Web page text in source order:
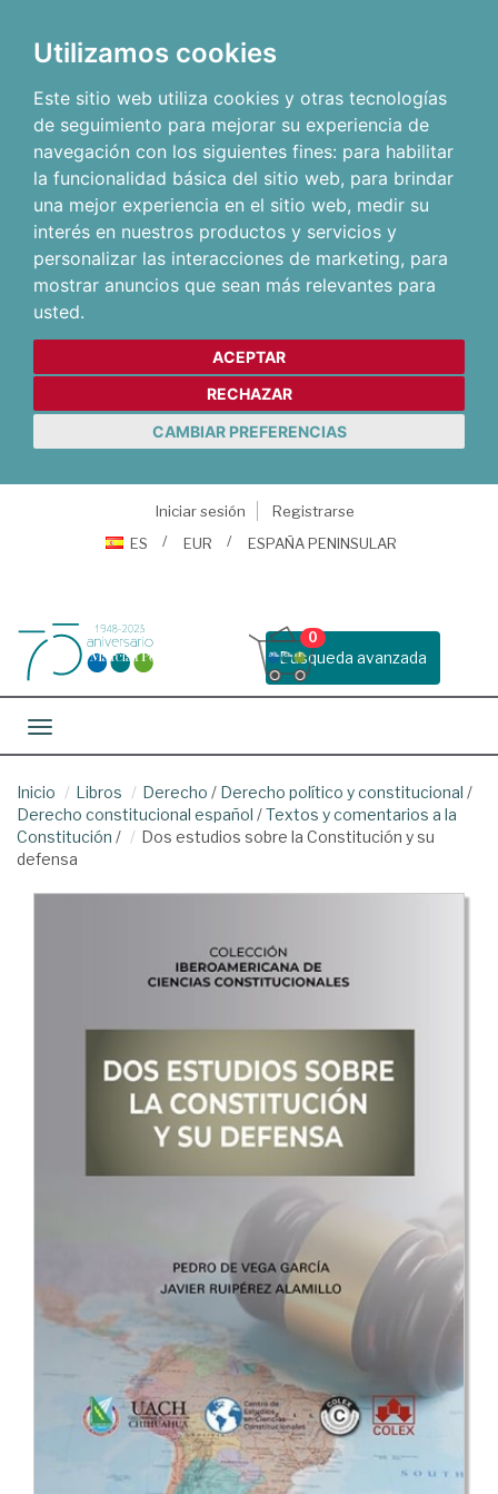
Utilizamos cookies
Este sitio web utiliza cookies y otras tecnologías
de seguimiento para mejorar su experiencia de
navegación con los siguientes fines: para habilitar
la funcionalidad básica del sitio web, para brindar
una mejor experiencia en el sitio web, medir su
interés en nuestros productos y servicios y
personalizar las interacciones de marketing, para
mostrar anuncios que sean más relevantes para
usted.
ACEPTAR
RECHAZAR
CAMBIAR PREFERENCIAS
Iniciar sesión
Registrarse
ES
EUR ESPAÑA PENINSULAR
Busqueda avanzada
0
Toggle navigation
Inicio Libros Derecho / Derecho político y constitucional /
Derecho constitucional español /Textos y comentarios a la
Constitución /
Dos estudios sobre la Constitución y su
defensa